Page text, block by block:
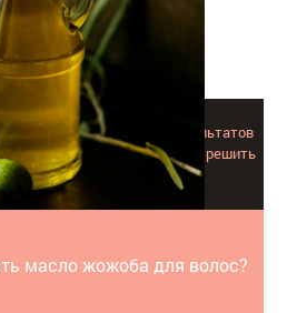
масло жожоба для волос?
каких выдающихся результатов
масло жожоба для волос и решить
сухих вьющихся прядей!